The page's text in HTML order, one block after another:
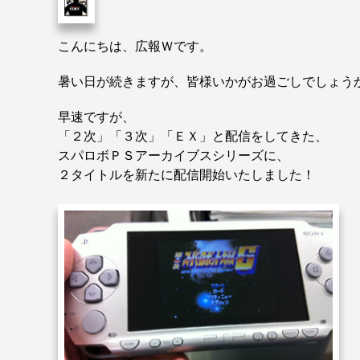
こんにちは、広報Ｗです。
暑い日が続きますが、皆様いかがお過ごしでしょう
早速ですが、
「２次」「３次」「ＥＸ」と配信をしてきた、
スパロボＰＳアーカイブスシリーズに、
２タイトルを新たに配信開始いたしました！